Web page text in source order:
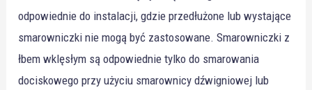
odpowiednie do instalacji, gdzie przedłużone lub wystające
smarowniczki nie mogą być zastosowane. Smarowniczki z
łbem wklęsłym są odpowiednie tylko do smarowania
dociskowego przy użyciu smarownicy dźwigniowej lub